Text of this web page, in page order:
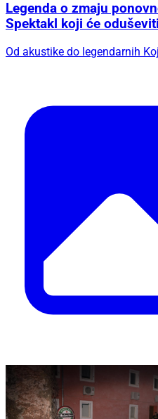
Legenda o zmaju
Spektakl koji će
Od akustike do legendarnih